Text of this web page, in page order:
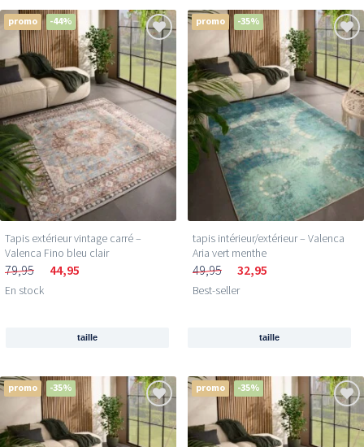
promo -44%
Tapis extérieur vintage carré –
Valenca Fino bleu clair
79,95 44,95
En stock
taille
promo -35%
tapis intérieur/extérieur – Valenca
Aria vert menthe
49,95 32,95
Best-seller
taille
promo -35% promo -35%